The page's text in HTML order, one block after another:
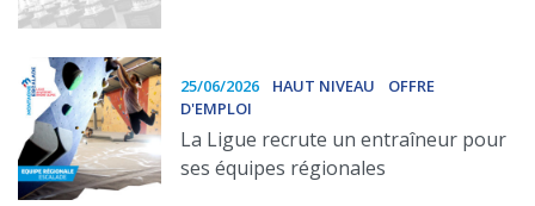
25/06/2026 HAUT NIVEAU
OFFRE
D'EMPLOI
La Ligue recrute un entraîneur pour
ses équipes régionales